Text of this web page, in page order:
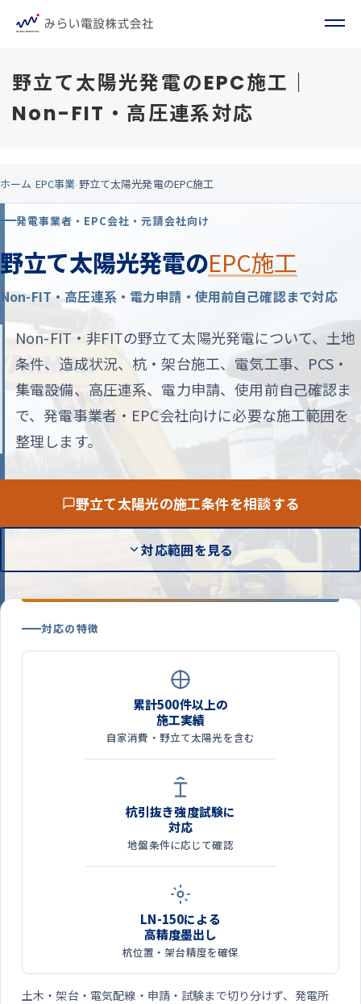
野立て太陽光発電のEPC施工｜
Non-FIT・高圧連系対応
ホーム EPC事業 野立て太陽光発電のEPC施工
発電事業者・EPC会社・元請会社向け
野立て太陽光発電のEPC施工
Non-FIT・高圧連系・電力申請・使用前自己確認まで対応
Non-FIT・非FITの野立て太陽光発電について、土地
条件、造成状況、杭・架台施工、電気工事、PCS・
集電設備、高圧連系、電力申請、使用前自己確認ま
で、発電事業者・EPC会社向けに必要な施工範囲を
整理します。
野立て太陽光の施工条件を相談する
対応範囲を見る
対応の特徴
累計500件以上の
施工実績
自家消費・野立て太陽光を含む
杭引抜き強度試験に
対応
地盤条件に応じて確認
LN-150による
高精度墨出し
杭位置・架台精度を確保
土木・架台・電気配線・申請・試験まで切り分けず、発電所